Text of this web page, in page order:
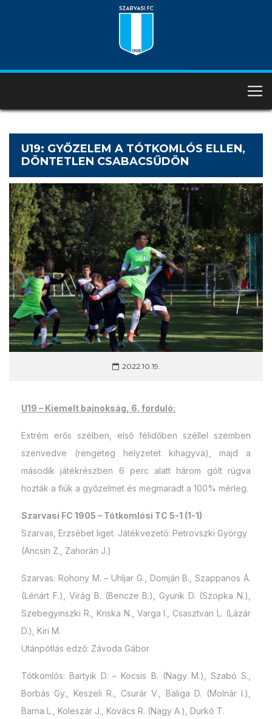
U19: GYŐZELEM A TÓTKOMLÓS ELLEN,
DÖNTETLEN CSABACSŰDÖN
2022.10.19.
U19 – Kiemelt bajnokság, 6. forduló:
Extrém erős szélben, első félidőben széllel szemben
szenvedve (rengeteg helyzetet kihagyva), majd a
második játékrészben 6 perc alatt három gólt rúgva
hozták a fiúk a győzelmet és megmaradt a 100% mérleg.
Szarvasi FC 1905 – Tótkomlósi TC 5-1 (1-1)
Szarvas, Erzsébet liget. Játékvezető: Petrovszki György
(Ancsin Z., Zahorán J.)
Szarvas: Rohony M. – Uhljar G., Domján B., Szappanos Á.
(Lénárt F.), Virág B. (Bencze B.), Gyurik D. (Szopka N.),
Szebegyinszki R., Kriska N., Varga I., Csasztvan L. (Lázár
D.), Kiri M.
Utánpótlás edző: Závoda Gábor
Tótkomlós: Bartyik D. – Kocsis B. (Nagy M.), Szabó S.,
Borbás Gy., Keszeli R., Csurár V., Baliga D. (Molnár I.),
Barna L., Koleszár J., Kovács R. (Nagy A.), Durkó T.